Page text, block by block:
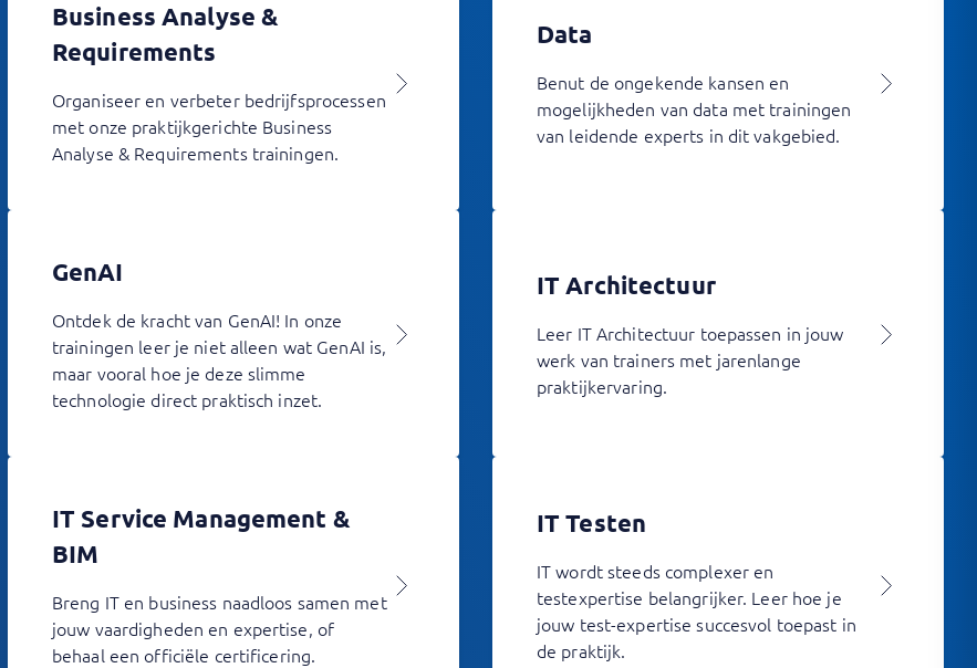
Business Analyse &
Requirements
Organiseer en verbeter bedrijfsprocessen
met onze praktijkgerichte Business
Analyse & Requirements trainingen.
Data
Benut de ongekende kansen en
mogelijkheden van data met trainingen
van leidende experts in dit vakgebied.
GenAI
Ontdek de kracht van GenAI! In onze
trainingen leer je niet alleen wat GenAI is,
maar vooral hoe je deze slimme
technologie direct praktisch inzet.
IT Architectuur
Leer IT Architectuur toepassen in jouw
werk van trainers met jarenlange
praktijkervaring.
IT Service Management &
BIM
Breng IT en business naadloos samen met
jouw vaardigheden en expertise, of
behaal een officiële certificering.
IT Testen
IT wordt steeds complexer en
testexpertise belangrijker. Leer hoe je
jouw test-expertise succesvol toepast in
de praktijk.